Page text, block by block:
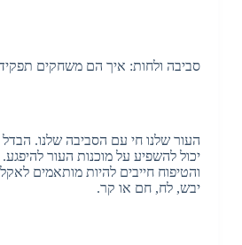
סביבה ולחות: איך הם משחקים
העור שלנו חי עם הסביבה שלנו.
יכול להשפיע על מוכנות העור להיפגע.
והטיפוח חייבים להיות מותאמים
יבש, לח, חם או קר.